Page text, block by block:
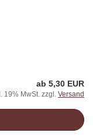
ab 5,30 EUR
19% MwSt. zzgl. Versand